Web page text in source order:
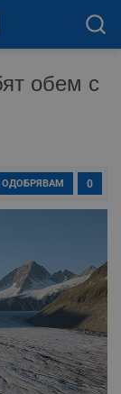
обем с
0
ОДОБРЯВАМ